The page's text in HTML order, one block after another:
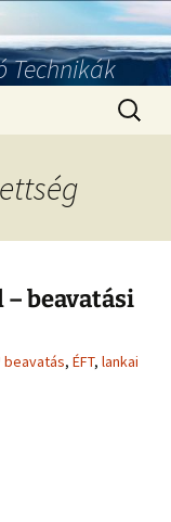
Technikák
– beavatási
beavatás, ÉFT, lankai